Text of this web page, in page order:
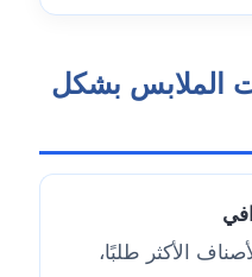
الملابس بشكل
الأكثر طلبًا،